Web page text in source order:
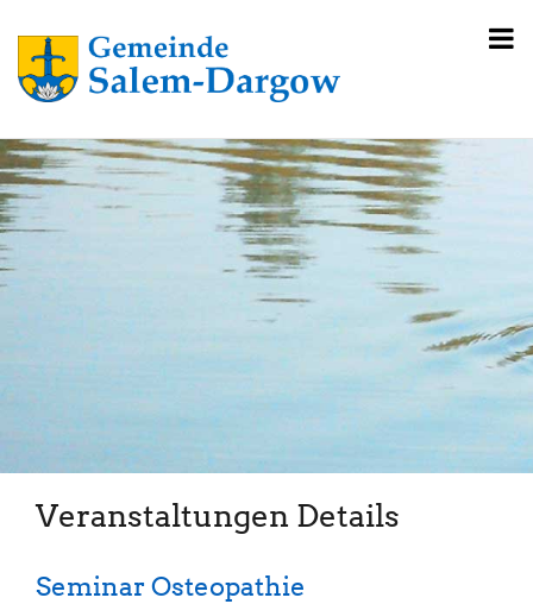
Veranstaltungen Details
Seminar Osteopathie